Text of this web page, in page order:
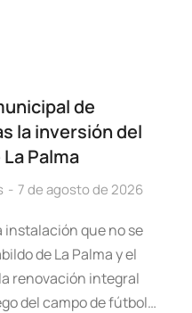
de
la inversión del
Palma
7 de agosto de 2026
que no se
de La Palma y el
renovación integral
del campo de fútbol…